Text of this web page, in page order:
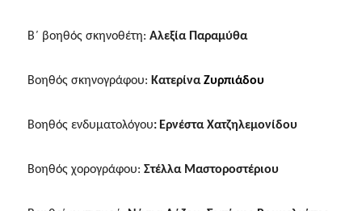
Β΄ βοηθός σκηνοθέτη: Αλεξία Παραμύθα
Βοηθός σκηνογράφου: KατερίναΖυρπιάδου
Βοηθός ενδυματολόγου: Ερνέστα Χατζηλεμονίδου
Βοηθός χορογράφου: Στέλλα Μαστοροστέριου